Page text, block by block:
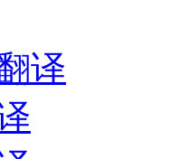
译